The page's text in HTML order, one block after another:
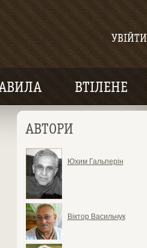
УВІЙТИ
ВТІЛЕНЕ
АВТОРИ
Юхим Гальперін
Віктор Васильчук